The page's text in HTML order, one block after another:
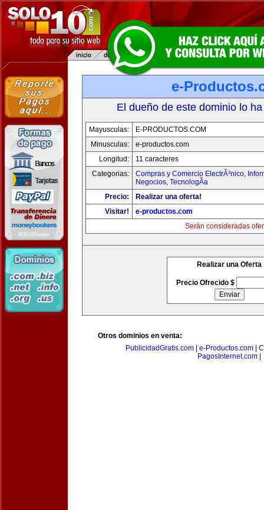
e-
El dueño de este dominio lo
Mayusculas:
E-PRODUCTOS.COM
Minusculas:
e-productos.com
Longitud:
11 caracteres
Categorias:
Compras y Comercio ElectrÃ³nico,
Negocios, TecnologÃ­a
Precio:
Realizar una oferta!
Visitar!
e-productos.com
Serán consideradas
Realizar una Oferta
Precio Ofrecido $
Otros dominios en venta:
PublicidadGratis.com
e-Productos.com
PagosInternet.com